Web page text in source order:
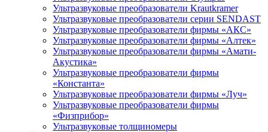
Ультразвуковые преобразователи Krautkramer
Ультразвуковые преобразователи серии SENDAST
Ультразвуковые преобразователи фирмы «АКС»
Ультразвуковые преобразователи фирмы «Алтек»
Ультразвуковые преобразователи фирмы «Амати-
Акустика»
Ультразвуковые преобразователи фирмы
«Константа»
Ультразвуковые преобразователи фирмы «Луч»
Ультразвуковые преобразователи фирмы
«Физприбор»
Ультразвуковые толщиномеры